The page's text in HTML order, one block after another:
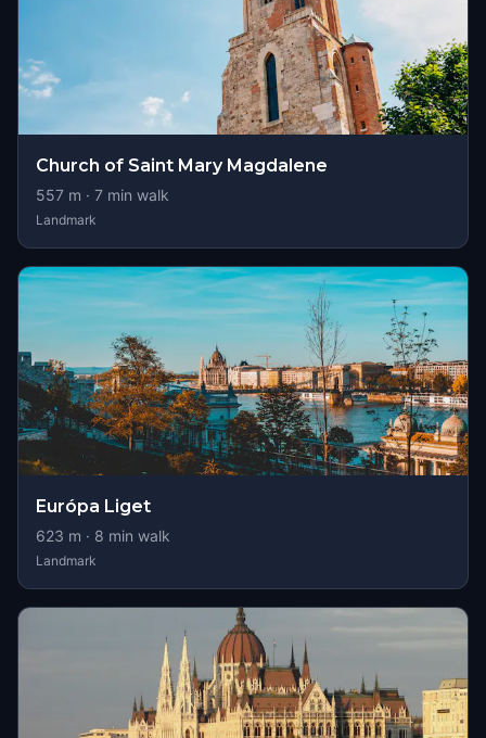
Church of Saint Mary Magdalene
557 m · 7 min walk
Landmark
Európa Liget
623 m · 8 min walk
Landmark